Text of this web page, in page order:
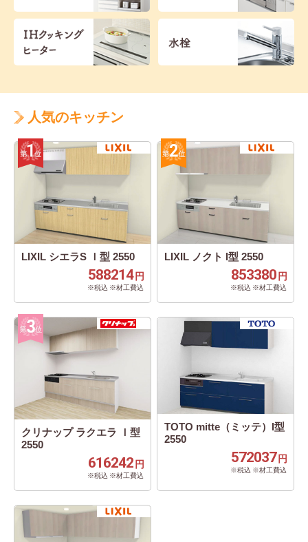
人気のキッチン
LIXIL シエラS Ｉ型 2550
588214 円
※税込 ※材工費込
LIXIL ノクト I型 2550
853380 円
※税込 ※材工費込
クリナップ ラクエラ Ｉ型
2550
616242 円
※税込 ※材工費込
TOTO mitte（ミッテ）I型
2550
572037 円
※税込 ※材工費込